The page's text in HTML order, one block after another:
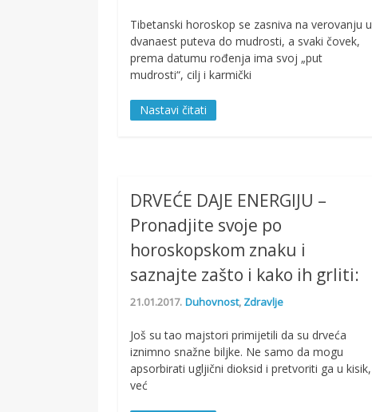
Tibetanski horoskop se zasniva na verovanju u
dvanaest puteva do mudrosti, a svaki čovek,
prema datumu rođenja ima svoj „put
mudrosti“, cilj i karmički
Nastavi čitati
DRVEĆE DAJE ENERGIJU –
Pronadjite svoje po
horoskopskom znaku i
saznajte zašto i kako ih grliti:
21.01.2017. Duhovnost, Zdravlje
Još su tao majstori primijetili da su drveća
iznimno snažne biljke. Ne samo da mogu
apsorbirati ugljični dioksid i pretvoriti ga u kisik,
već